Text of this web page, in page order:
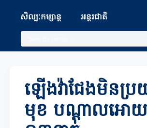
សិល្បៈកម្សាន្ត អន្តរជាតិ
ឡើងវ៉ាជែងមិនប្
មុខ បណ្តាលអោយ